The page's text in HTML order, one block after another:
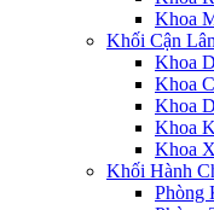
Khoa
Khối Cận
Khoa
Khoa
Khoa
Khoa
Khoa
Khối Hành
Phòng